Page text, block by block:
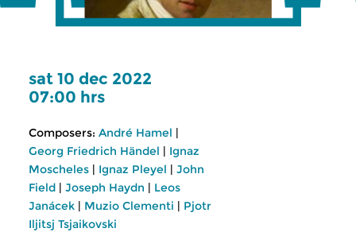
sat 10 dec 2022
07:00 hrs
Composers: André Hamel |
Georg Friedrich Händel | Ignaz
Moscheles | Ignaz Pleyel | John
Field | Joseph Haydn | Leos
Janácek | Muzio Clementi | Pjotr
Iljitsj Tsjaikovski